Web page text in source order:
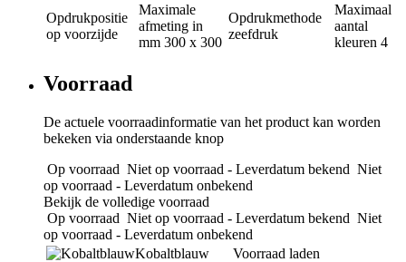
Opdrukpositie
op voorzijde
Maximale
afmeting in
mm 300 x 300
Opdrukmethode
zeefdruk
Maximaal
aantal
kleuren 4
Voorraad
De actuele voorraadinformatie van het product kan worden
bekeken via onderstaande knop
Op voorraad Niet op voorraad - Leverdatum bekend Niet
op voorraad - Leverdatum onbekend
Bekijk de volledige voorraad
Op voorraad Niet op voorraad - Leverdatum bekend Niet
op voorraad - Leverdatum onbekend
Kobaltblauw
Voorraad laden